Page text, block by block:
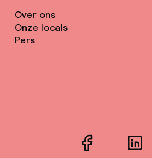
Over ons
Onze locals
Pers
Facebook